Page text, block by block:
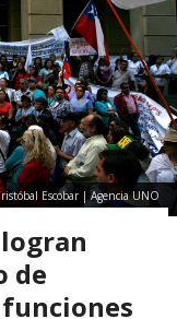
Escobar | Agencia UNO
de